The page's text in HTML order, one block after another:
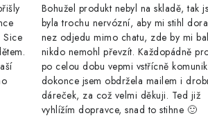
Sice
Bohužel produkt nebyl na skladě, tak
byla trochu nervózní, aby mi stihl
nez odjedu mimo chatu, zde by mi
nikdo nemohl převzít. Každopádně
po celou dobu vepmi vstřícně
dokonce jsem obdržela mailem i
dáreček, za což velmi děkuji. Ted již
vyhlížím dopravce, snad to stihne 🙂